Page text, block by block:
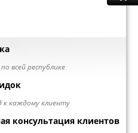
всей республике
к каждому клиенту
консультация клиентов